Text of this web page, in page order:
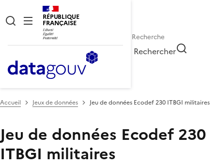
RÉPUBLIQUE
FRANÇAISE
Rechercher
Accueil Jeux de données Jeu de données Ecodef 230 ITBGI militaires
Jeu de données Ecodef 230
ITBGI militaires